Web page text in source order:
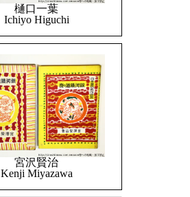
樋口一葉
Ichiyo Higuchi
宮沢賢治
Kenji Miyazawa